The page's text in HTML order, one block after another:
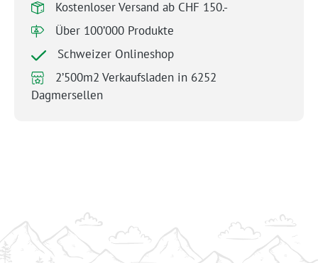
Kostenloser Versand ab CHF 150.-
Über 100’000 Produkte
Schweizer Onlineshop
2’500m2 Verkaufsladen in 6252
Dagmersellen